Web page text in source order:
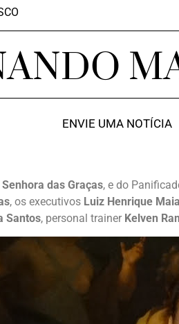
ENVIE UMA NOTÍCIA
Senhora das Graças, e do
, os executivos Luiz Henrique Maia
Santos, personal trainer Kelven